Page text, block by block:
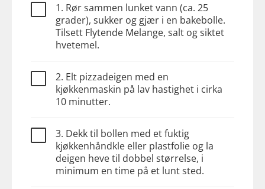
1. Rør sammen lunket vann (ca. 25
grader), sukker og gjær i en bakebolle.
Tilsett Flytende Melange, salt og siktet
hvetemel.
2. Elt pizzadeigen med en
kjøkkenmaskin på lav hastighet i cirka
10 minutter.
3. Dekk til bollen med et fuktig
kjøkkenhåndkle eller plastfolie og la
deigen heve til dobbel størrelse, i
minimum en time på et lunt sted.